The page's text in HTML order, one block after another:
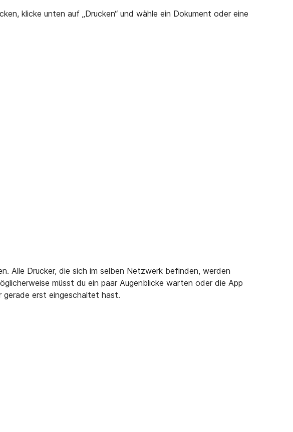
klicke unten auf „Drucken“ und wähle ein Dokument oder eine
Alle Drucker, die sich im selben Netzwerk befinden, werden
müsst du ein paar Augenblicke warten oder die App
gerade erst eingeschaltet hast.